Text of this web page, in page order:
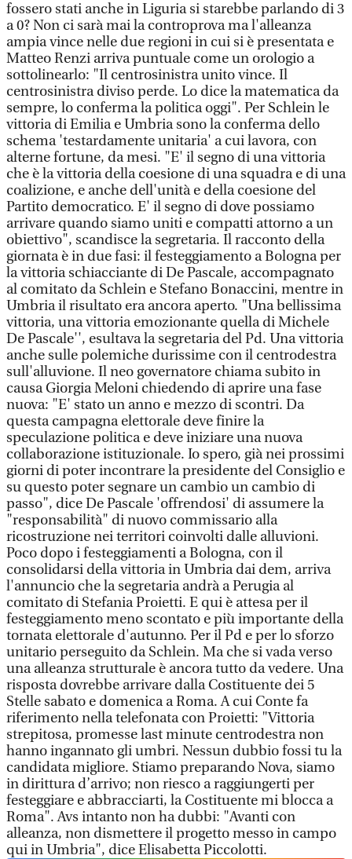
fossero stati anche in Liguria si starebbe parlando di 3
a 0? Non ci sarà mai la controprova ma l'alleanza
ampia vince nelle due regioni in cui si è presentata e
Matteo Renzi arriva puntuale come un orologio a
sottolinearlo: "Il centrosinistra unito vince. Il
centrosinistra diviso perde. Lo dice la matematica da
sempre, lo conferma la politica oggi". Per Schlein le
vittoria di Emilia e Umbria sono la conferma dello
schema 'testardamente unitaria' a cui lavora, con
alterne fortune, da mesi. "E' il segno di una vittoria
che è la vittoria della coesione di una squadra e di una
coalizione, e anche dell'unità e della coesione del
Partito democratico. E' il segno di dove possiamo
arrivare quando siamo uniti e compatti attorno a un
obiettivo", scandisce la segretaria. Il racconto della
giornata è in due fasi: il festeggiamento a Bologna per
la vittoria schiacciante di De Pascale, accompagnato
al comitato da Schlein e Stefano Bonaccini, mentre in
Umbria il risultato era ancora aperto. "Una bellissima
vittoria, una vittoria emozionante quella di Michele
De Pascale'', esultava la segretaria del Pd. Una vittoria
anche sulle polemiche durissime con il centrodestra
sull'alluvione. Il neo governatore chiama subito in
causa Giorgia Meloni chiedendo di aprire una fase
nuova: "E' stato un anno e mezzo di scontri. Da
questa campagna elettorale deve finire la
speculazione politica e deve iniziare una nuova
collaborazione istituzionale. Io spero, già nei prossimi
giorni di poter incontrare la presidente del Consiglio e
su questo poter segnare un cambio un cambio di
passo", dice De Pascale 'offrendosi' di assumere la
"responsabilità" di nuovo commissario alla
ricostruzione nei territori coinvolti dalle alluvioni.
Poco dopo i festeggiamenti a Bologna, con il
consolidarsi della vittoria in Umbria dai dem, arriva
l'annuncio che la segretaria andrà a Perugia al
comitato di Stefania Proietti. E qui è attesa per il
festeggiamento meno scontato e più importante della
tornata elettorale d'autunno. Per il Pd e per lo sforzo
unitario perseguito da Schlein. Ma che si vada verso
una alleanza strutturale è ancora tutto da vedere. Una
risposta dovrebbe arrivare dalla Costituente dei 5
Stelle sabato e domenica a Roma. A cui Conte fa
riferimento nella telefonata con Proietti: "Vittoria
strepitosa, promesse last minute centrodestra non
hanno ingannato gli umbri. Nessun dubbio fossi tu la
candidata migliore. Stiamo preparando Nova, siamo
in dirittura d’arrivo; non riesco a raggiungerti per
festeggiare e abbracciarti, la Costituente mi blocca a
Roma". Avs intanto non ha dubbi: "Avanti con
alleanza, non dismettere il progetto messo in campo
qui in Umbria", dice Elisabetta Piccolotti.